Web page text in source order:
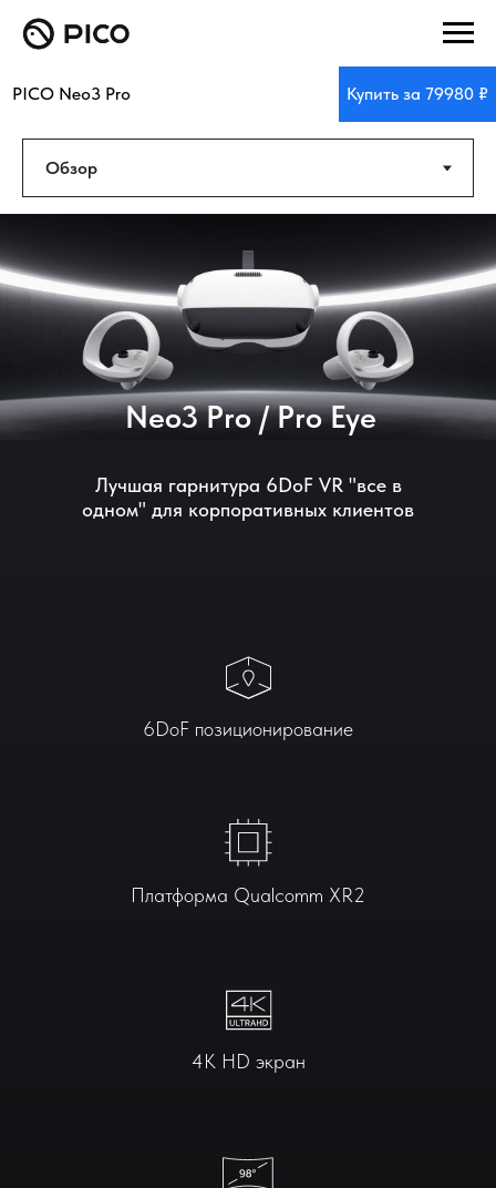
PICO Neo3 Pro Купить за 79980 ₽
Neo3 Pro / Pro Eye
Лучшая гарнитура 6DoF VR "все в
одном" для корпоративных клиентов
6DoF позиционирование
Платформа Qualcomm XR2
4K HD экран